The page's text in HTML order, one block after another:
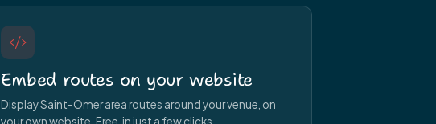
Embed routes on your website
Display Saint-Omer area routes around your venue, on